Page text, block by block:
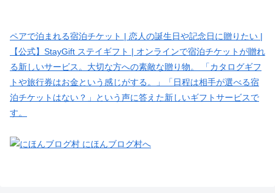
ペアで泊まれる宿泊チケット | 恋人の誕生日や記念日に贈りたい |
【公式】StayGift ステイギフト | オンラインで宿泊チケットが贈れ
る新しいサービス。大切な方への素敵な贈り物。 「カタログギフ
トや旅行券はお金という感じがする。」「日程は相手が選べる宿
泊チケットはない？」という声に答えた新しいギフトサービスで
す。